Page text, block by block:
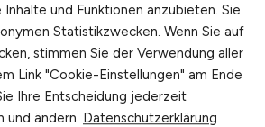
wenn sie zur Struktur, Kultur
Unternehmens passen.
im Anlagenbau benötigt
ein internationaler Konzern
Deshalb ist
und Funktionen anzubieten. Sie
Statistikzwecken. Wenn Sie auf
stimmen Sie der Verwendung aller
Link "Cookie-Einstellungen" am Ende
Ihre Entscheidung jederzeit
und ändern. Datenschutzerklärung